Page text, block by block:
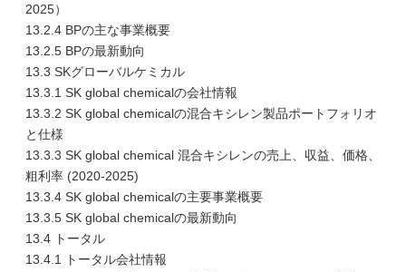
2025）
13.2.4 BPの主な事業概要
13.2.5 BPの最新動向
13.3 SKグローバルケミカル
13.3.1 SK global chemicalの会社情報
13.3.2 SK global chemicalの混合キシレン製品ポートフォリオ
と仕様
13.3.3 SK global chemical 混合キシレンの売上、収益、価格、
粗利率 (2020-2025)
13.3.4 SK global chemicalの主要事業概要
13.3.5 SK global chemicalの最新動向
13.4 トータル
13.4.1 トータル会社情報